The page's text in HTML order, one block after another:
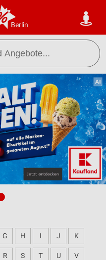
Berlin
G H I J K
R S T U V